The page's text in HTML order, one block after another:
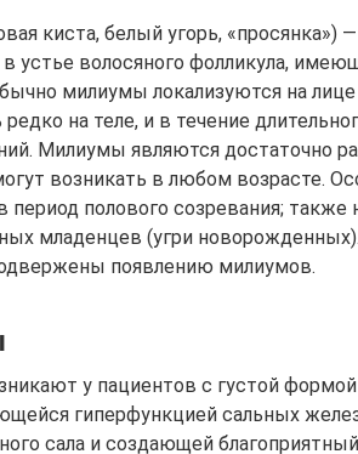
киста, белый угорь, «просянка»)
устье волосяного фолликула,
милиумы локализуются на лице
на теле, и в течение
Милиумы являются достаточно
возникать в любом возрасте.
период полового созревания;
младенцев (угри
появлению милиумов.
у пациентов с густой
гиперфункцией сальных
сала и создающей